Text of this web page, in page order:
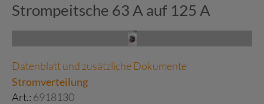
Strompeitsche 63 A auf 125 A
Datenblatt und zusätzliche Dokumente
Stromverteilung
Art.: 6918130